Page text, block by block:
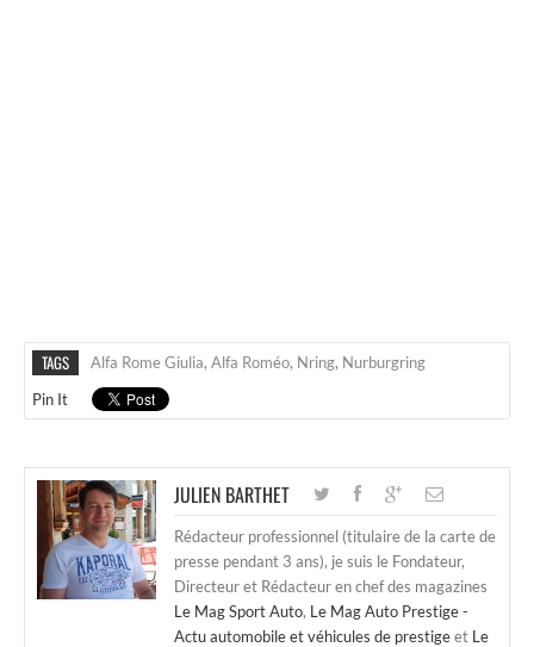
TAGS Alfa Rome Giulia, Alfa Roméo, Nring, Nurburgring
Pin It
JULIEN BARTHET
Rédacteur professionnel (titulaire de la carte de
presse pendant 3 ans), je suis le Fondateur,
Directeur et Rédacteur en chef des magazines
Le Mag Sport Auto, Le Mag Auto Prestige -
Actu automobile et véhicules de prestigeet Le